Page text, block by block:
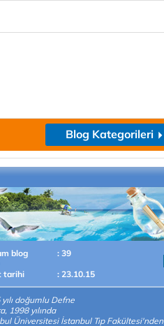
Blog Kategorileri
blog
: 39
tarihi
: 23.10.15
doğumlu Defne
1998 yılında
Üniversitesi İstanbul Tıp Fakültesi'nden